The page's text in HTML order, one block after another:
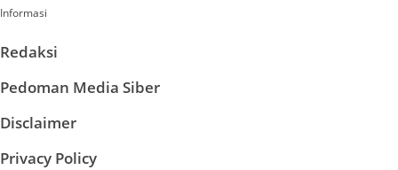
Informasi
Redaksi
Pedoman Media Siber
Disclaimer
Privacy Policy